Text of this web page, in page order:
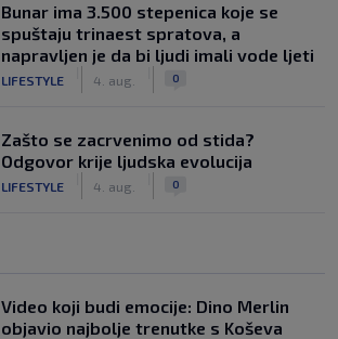
Bunar imа 3.500 stepenica koje se
spuštaju trinaest spratova, a
napravljen je da bi ljudi imali vode ljeti
LIFESTYLE 4. aug. 0
Zašto se zacrvenimo od stida?
Odgovor krije ljudska evolucija
LIFESTYLE 4. aug. 0
Video koji budi emocije: Dino Merlin
objavio najbolje trenutke s Koševa